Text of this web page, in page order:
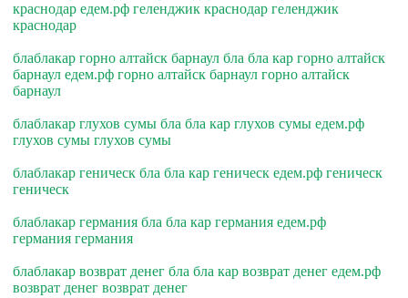
краснодар едем.рф геленджик краснодар геленджик
краснодар
блаблакар горно алтайск барнаул бла бла кар горно алтайск
барнаул едем.рф горно алтайск барнаул горно алтайск
барнаул
блаблакар глухов сумы бла бла кар глухов сумы едем.рф
глухов сумы глухов сумы
блаблакар геническ бла бла кар геническ едем.рф геническ
геническ
блаблакар германия бла бла кар германия едем.рф
германия германия
блаблакар возврат денег бла бла кар возврат денег едем.рф
возврат денег возврат денег